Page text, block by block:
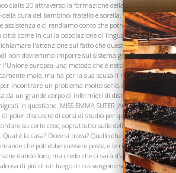
cialis 20 attraverso la formazione della giovane
cura del bambino, fratello e sorella. Pur
assistenza e ci rendiamo conto che potrebbe essere la
come in cui la popolazione di lingua straniera è
l'attenzione sul fatto che questa misura è
non dovremmo imporre sul sistema generale di
l'Unione europea una metodo che è nettamente
male, ma ha per la sua scusa il modo più
incontrare un problema molto serio, che altrimenti
da un grande corpo di infermieri di distretto che
in questione. MISS EMMA SUTER JACOBS, direttore
poter discutere di corsi di studio per qualsiasi
su certe cose, soprattutto sulle definizioni listino
è la casa? Dove si trova? Quello che l'uso o
che potrebbero essere poste, e le risposte
dando loro, ma credo che ci sarà d'accordo su
di più di un luogo in cui vengono serviti i propri
Visita la
Cantina